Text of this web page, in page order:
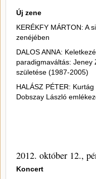
Új zene
KERÉKFY MÁRTON: A
zenéjében
DALOS ANNA:
paradigmaváltás: Jeney
születése (1987-2005)
HALÁSZ PÉTER: Kurtág
Dobszay László
2012. október 12.,
Koncert